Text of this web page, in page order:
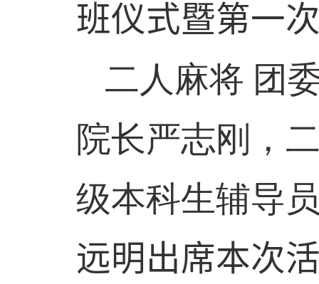
班仪式暨第一
二人麻将 团
院长严志刚，
级本科生辅导
远明出席本次